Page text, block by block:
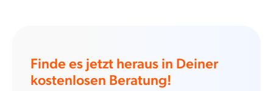
Finde es jetzt heraus in Deiner
kostenlosen Beratung!